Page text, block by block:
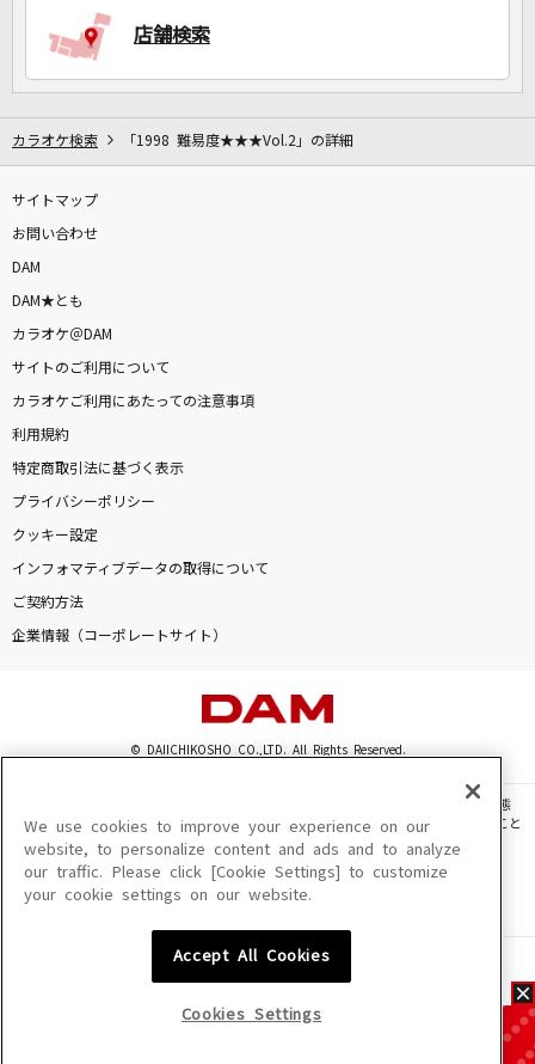
カラオケをもっと楽しもう！
店舗検索
カラオケ検索 「1998 難易度★★★Vol.2」の詳細
サイトマップ
お問い合わせ
DAM
DAM★とも
カラオケ＠DAM
サイトのご利用について
カラオケご利用にあたっての注意事項
利用規約
特定商取引法に基づく表示
プライバシーポリシー
クッキー設定
インフォマティブデータの取得について
ご契約方法
企業情報（コーポレートサイト）
© DAIICHIKOSHO CO.,LTD. All Rights Reserved.
このサイトに掲載されている一切の文章・画像・写真・動画・音声等を、手段や形態
を問わず、著作権法の定める範囲を超えて無断で複製、転載、ファイル化などすること
を禁じます。
楽曲及びコンテンツは、機種によりご利用いただけない場合があります。
楽曲及びコンテンツの配信日、配信内容が変更になる場合があります。
We use cookies to improve your experience on our
website, to personalize content and ads and to analyze
our traffic. Please click [Cookie Settings] to customize
your cookie settings on our website.
Accept All Cookies
Cookies Settings